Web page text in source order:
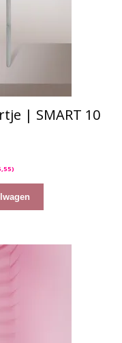
| SMART 10
)